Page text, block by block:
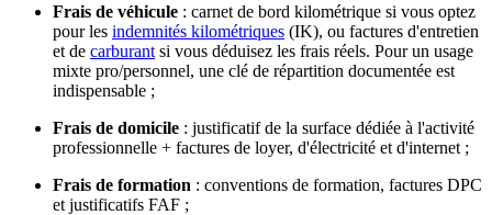
Frais de véhicule : carnet de bord kilométrique si vous optez
pour les indemnités kilométriques (IK), ou factures d'entretien
et de carburant si vous déduisez les frais réels. Pour un usage
mixte pro/personnel, une clé de répartition documentée est
indispensable ;
Frais de domicile : justificatif de la surface dédiée à l'activité
professionnelle + factures de loyer, d'électricité et d'internet ;
Frais de formation : conventions de formation, factures DPC
et justificatifs FAF ;